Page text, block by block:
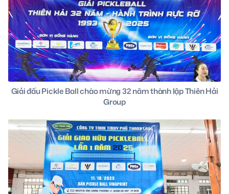
Giải đấu Pickle Ball chào mừng 32 năm thành lập Thiên Hải
Group